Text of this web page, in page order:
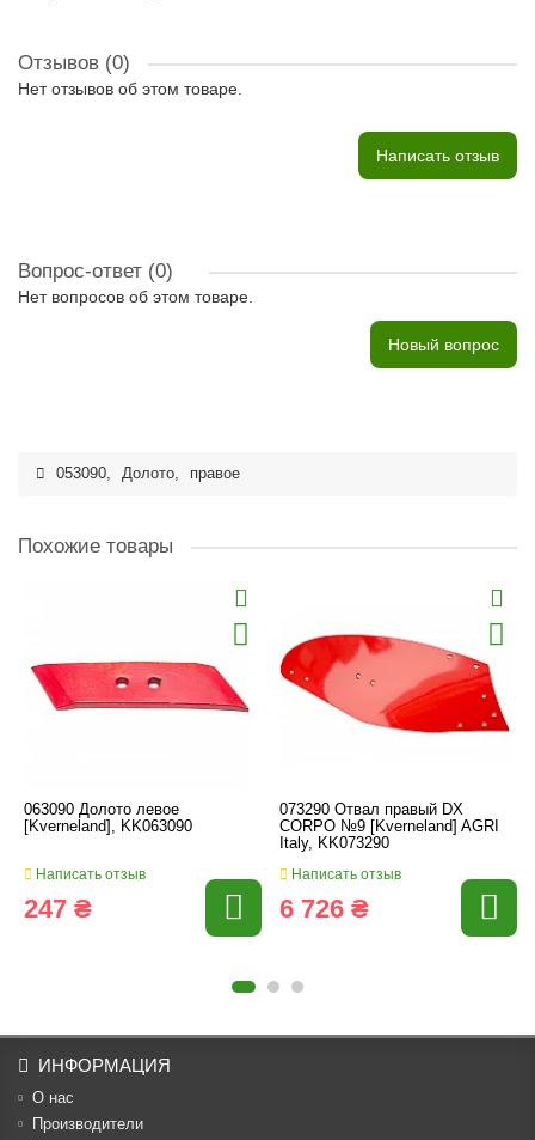
Отзывов (0)
Нет отзывов об этом товаре.
Написать отзыв
Вопрос-ответ (0)
Нет вопросов об этом товаре.
Новый вопрос
053090, Долото, правое
Похожие товары
063090 Долото левое
[Kverneland], KK063090
Написать отзыв
247 ₴
073290 Отвал правый DX
CORPO №9 [Kverneland] AGRI
Italy, KK073290
Написать отзыв
6 726 ₴
ИНФОРМАЦИЯ
О нас
Производители